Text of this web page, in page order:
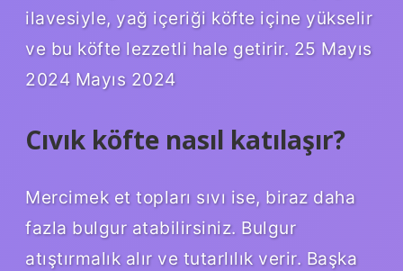
ilavesiyle, yağ içeriği köfte içine yükselir
ve bu köfte lezzetli hale getirir. 25 Mayıs
2024 Mayıs 2024
Cıvık köfte nasıl katılaşır?
Mercimek et topları sıvı ise, biraz daha
fazla bulgur atabilirsiniz. Bulgur
atıştırmalık alır ve tutarlılık verir. Başka